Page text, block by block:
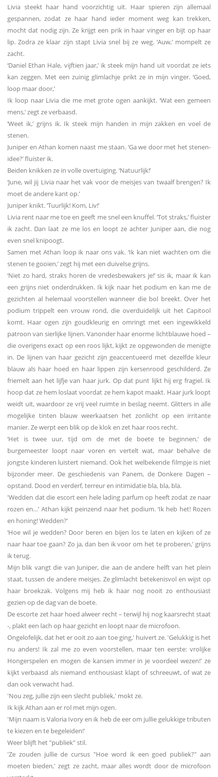
Livia steekt haar hand voorzichtig uit. Haar spieren zijn allemaal
gespannen, zodat ze haar hand ieder moment weg kan trekken,
mocht dat nodig zijn. Ze krijgt een prik in haar vinger en bijt op haar
lip. Zodra ze klaar zijn stapt Livia snel bij ze weg. ‘Auw,’ mompelt ze
zacht.
‘Daniel Ethan Hale, vijftien jaar,’ ik steek mijn hand uit voordat ze iets
kan zeggen. Met een zuinig glimlachje prikt ze in mijn vinger. ‘Goed,
loop maar door,’
Ik loop naar Livia die me met grote ogen aankijkt. ‘Wat een gemeen
mens,’ zegt ze verbaasd.
‘Weet ik,’ grijns ik. Ik steek mijn handen in mijn zakken en voel de
stenen.
Juniper en Athan komen naast me staan. ‘Ga we door met het stenen-
idee?’ fluister ik.
Beiden knikken ze in volle overtuiging. ‘Natuurlijk!’
‘June, wil jij Livia naar het vak voor de meisjes van twaalf brengen? Ik
moet de andere kant op.’
Juniper knikt. ‘Tuurlijk! Kom, Liv!’
Livia rent naar me toe en geeft me snel een knuffel. ‘Tot straks,’ fluister
ik zacht. Dan laat ze me los en loopt ze achter Juniper aan, die nog
even snel knipoogt.
Samen met Athan loop ik naar ons vak. ‘Ik kan niet wachten om die
stenen te gooien,’ zegt hij met een duivelse grijns.
‘Niet zo hard, straks horen de vredesbewakers je!’ sis ik, maar ik kan
een grijns niet onderdrukken. Ik kijk naar het podium en kan me de
gezichten al helemaal voorstellen wanneer die bol breekt. Over het
podium trippelt een vrouw rond, die overduidelijk uit het Capitool
komt. Haar ogen zijn goudkleurig en omringt met een ingewikkeld
patroon van sierlijke lijnen. Vanonder haar enorme lichtblauwe hoed –
die overigens exact op een roos lijkt, kijkt ze opgewonden de menigte
in. De lijnen van haar gezicht zijn geaccentueerd met dezelfde kleur
blauw als haar hoed en haar lippen zijn kersenrood geschilderd. Ze
friemelt aan het lijfje van haar jurk. Op dat punt lijkt hij erg fragiel. Ik
hoop dat ze hem loslaat voordat ze hem kapot maakt. Haar jurk loopt
weidt uit, waardoor ze vrij veel ruimte in beslag neemt. Glitters in alle
mogelijke tinten blauw weerkaatsen het zonlicht op een irritante
manier. Ze werpt een blik op de klok en zet haar roos recht.
‘Het is twee uur, tijd om de met de boete te beginnen,’ de
burgemeester loopt naar voren en vertelt wat, maar behalve de
jongste kinderen luistert niemand. Ook het welbekende filmpje is niet
bijzonder meer. De geschiedenis van Panem, de Donkere Dagen –
opstand. Dood en verderf, terreur en intimidatie bla, bla, bla.
'Wedden dat die escort een hele lading parfum op heeft zodat ze naar
rozen en…’ Athan kijkt peinzend naar het podium. ‘Ik heb het! Rozen
en honing! Wedden?’
‘Hoe wil je wedden? Door beren en bijen los te laten en kijken of ze
naar haar toe gaan? Zo ja, dan ben ik voor om het te proberen,’ grijns
ik terug.
Mijn blik vangt die van Juniper, die aan de andere helft van het plein
staat, tussen de andere meisjes. Ze glimlacht betekenisvol en wijst op
haar broekzak. Volgens mij heb ik haar nog nooit zo enthousiast
gezien op de dag van de boete.
De escorte zet haar hoed alweer recht – terwijl hij nog kaarsrecht staat
-, plakt een lach op haar gezicht en loopt naar de microfoon.
Ongelofelijk, dat het er ooit zo aan toe ging,' huivert ze. 'Gelukkig is het
nu anders! Ik zal me zo even voorstellen, maar ten eerste: vrolijke
Hongerspelen en mogen de kansen immer in je voordeel wezen!' ze
kijkt verbaasd als niemand enthousiast klapt of schreeuwt, of wat ze
dan ook verwacht had.
'Nou zeg, jullie zijn een slecht publiek,' mokt ze.
Ik kijk Athan aan er rol met mijn ogen.
'Mijn naam is Valoria Ivory en ik heb de eer om jullie gelukkige tributen
te kiezen en te begeleiden!'
Weer blijft het "publiek" stil.
'Ze zouden jullie de cursus "Hoe word ik een goed publiek?" aan
moeten bieden,' zegt ze zacht, maar alles wordt door de microfoon